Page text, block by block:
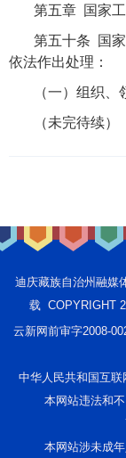
第五章 国家
第五十条 国
依法作出处理：
（一）组织
（未完待续）
迪庆藏族自治州融
载 COPYRIGHT
云新网前审字2008-
中华人民共和国互
本网站违法和
本网站涉未成